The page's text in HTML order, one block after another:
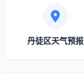
丹徒区天气预报